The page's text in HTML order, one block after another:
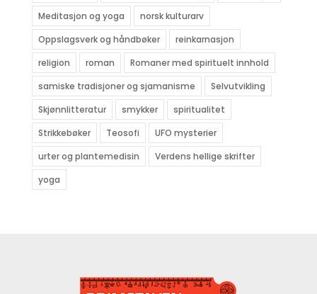
Meditasjon og yoga
norsk kulturarv
Oppslagsverk og håndbøker
reinkarnasjon
religion
roman
Romaner med spirituelt innhold
samiske tradisjoner og sjamanisme
Selvutvikling
Skjønnlitteratur
smykker
spiritualitet
Strikkebøker
Teosofi
UFO mysterier
urter og plantemedisin
Verdens hellige skrifter
yoga